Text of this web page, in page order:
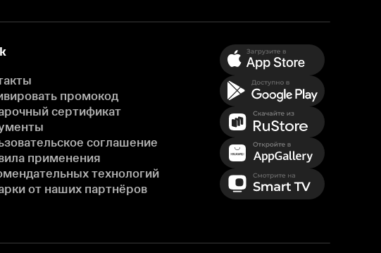
промокод
сертификат
соглашение
применения
технологий
от наших партнёров